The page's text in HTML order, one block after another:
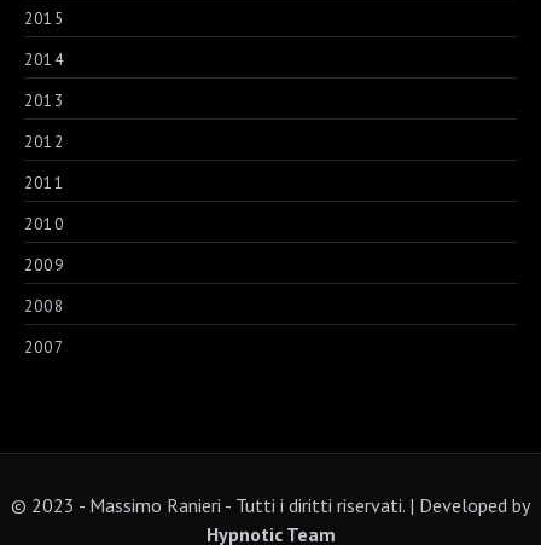
2015
2014
2013
2012
2011
2010
2009
2008
2007
© 2023 - Massimo Ranieri - Tutti i diritti riservati. | Developed by
Hypnotic Team